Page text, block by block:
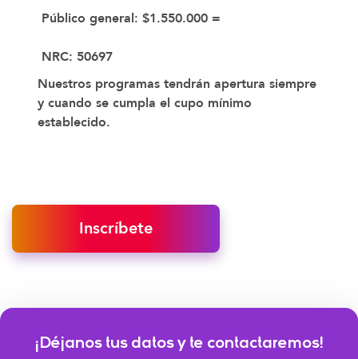
Público general: $1.550.000 =
NRC: 50697
Nuestros programas tendrán apertura siempre
y cuando se cumpla el cupo mínimo
establecido.​
Inscríbete
¡Déjanos tus datos y te contactaremos!